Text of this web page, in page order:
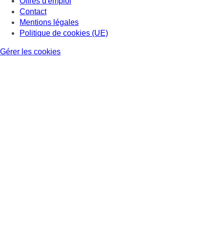
Contact
Mentions légales
Politique de cookies (UE)
Gérer les cookies